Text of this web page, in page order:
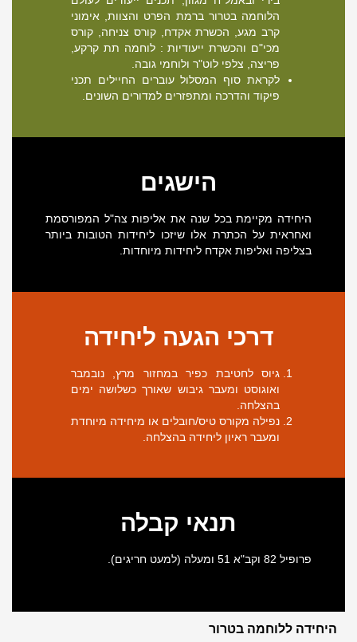
הלוחמה בטרור ברמת הפרט והצוות, אימוני
קרב מגע, הכשרת אקדח, קורס צניחה, קורס
מכי"ם והכשרת ייעודיות : לוחמה תת קרקע,
פריצה, צלפי לוט"ר ולוחמי גובה.
לקראת סוף המסלול עוברים החיילים תכני
פיקוד והדרכה ומתפזרים למדורים השונים.
הישגים
היחידה מקיימת בכל שנה את אליפות צה"ל המפורסמת
ואחראית על הכתרת אלו שיזכו ליחידות הטובות ביותר
בצליפה ואליפות אקדח ליחידות מיוחדות.
תנאי קבלה
פרופיל 82 וקב"א 51 ומעלה (למעט חריגים).
דרכי הגעה ליחידה
גיוס לחטיבת כפיר במחזור מרץ, נובמבר
ואוגוסט ומעבר גיבוש שאורך כשלושה ימים
בהצלחה.
נפילה מקורס טיס/חובלים או מיחידה מיוחדת
ומעבר ראיון ליחידה בהצלחה.
היחידה ללוחמה בטרור